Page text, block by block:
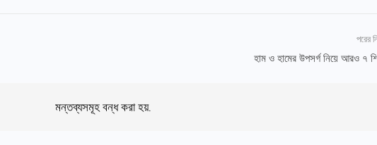
পরের
হাম ও হামের উপসর্গ নিয়ে আরও ৭
মন্তব্যসমূহ বন্ধ করা হয়.